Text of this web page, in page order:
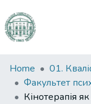
Communities
&
Collections
Home